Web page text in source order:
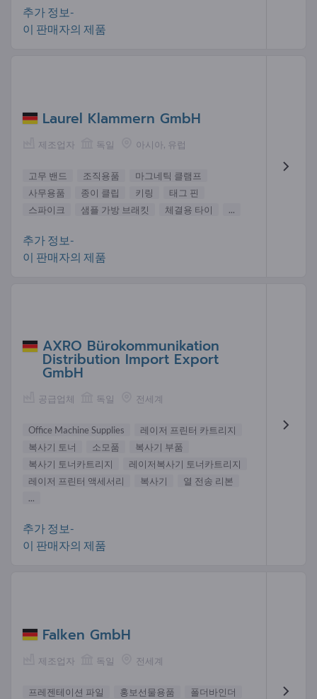
추가 정보-
이 판매자의 제품
Laurel Klammern GmbH
제조업자 독일 아시아, 유럽
고무 밴드 조직용품
마그네틱 클램프
사무용품
종이 클립 키링
태그 핀
스파이크
샘플 가방 브래킷 체결용 타이 ...
추가 정보-
이 판매자의 제품
AXRO Bürokommunikation
Distribution Import Export
GmbH
공급업체 독일 전세계
Office Machine Supplies
레이저 프린터 카트리지
복사기 토너
소모품
복사기 부품
복사기 토너카트리지
레이저복사기 토너카트리지
레이저 프린터 액세서리
복사기
열 전송 리본
...
추가 정보-
이 판매자의 제품
Falken GmbH
제조업자 독일 전세계
프레젠테이션 파일 홍보선물용품
폴더바인더